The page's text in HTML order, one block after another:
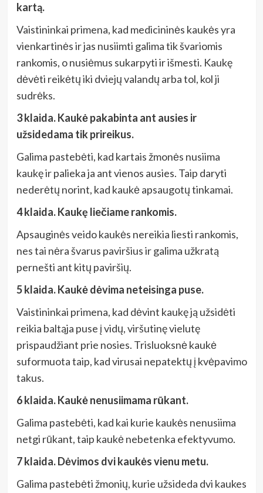
kartą.
Vaistininkai primena, kad medicininės kaukės yra
vienkartinės ir jas nusiimti galima tik švariomis
rankomis, o nusiėmus sukarpyti ir išmesti. Kaukę
dėvėti reikėtų iki dviejų valandų arba tol, kol ji
sudrėks.
3 klaida. Kaukė pakabinta ant ausies ir
užsidedama tik prireikus.
Galima pastebėti, kad kartais žmonės nusiima
kaukę ir palieka ja ant vienos ausies. Taip daryti
nederėtų norint, kad kaukė apsaugotų tinkamai.
4 klaida. Kaukę liečiame rankomis.
Apsauginės veido kaukės nereikia liesti rankomis,
nes tai nėra švarus paviršius ir galima užkratą
pernešti ant kitų paviršių.
5 klaida. Kaukė dėvima neteisinga puse.
Vaistininkai primena, kad dėvint kaukę ją užsidėti
reikia baltąja puse į vidų, viršutinę vielutę
prispaudžiant prie nosies. Trisluoksnė kaukė
suformuota taip, kad virusai nepatektų į kvėpavimo
takus.
6 klaida. Kaukė nenusiimama rūkant.
Galima pastebėti, kad kai kurie kaukės nenusiima
netgi rūkant, taip kaukė nebetenka efektyvumo.
7 klaida. Dėvimos dvi kaukės vienu metu.
Galima pastebėti žmonių, kurie užsideda dvi kaukes